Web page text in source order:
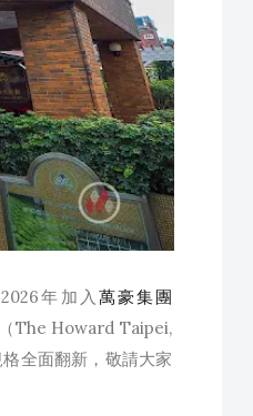
年加入 萬豪集團
The Howard Taipei,
全面翻新，敬請大家